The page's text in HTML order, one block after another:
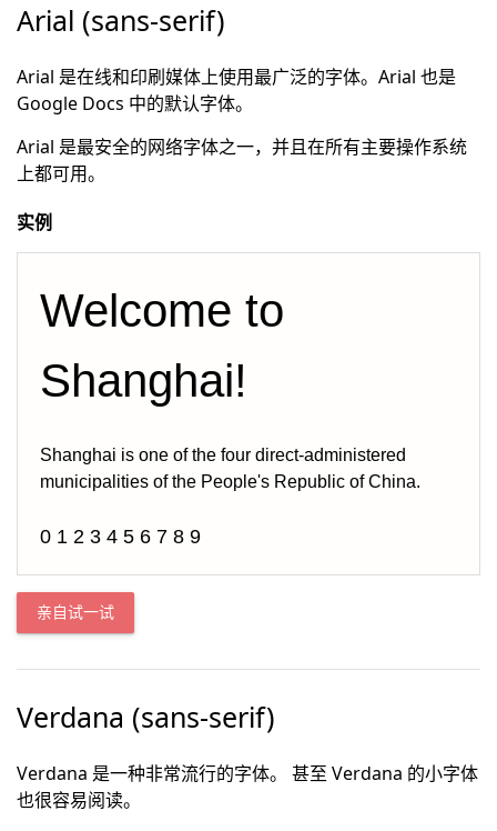
Arial (sans-serif)
Arial 是在线和印刷媒体上使用最广泛的字体。Arial 也是
Google Docs 中的默认字体。
Arial 是最安全的网络字体之一，并且在所有主要操作系统
上都可用。
实例
Welcome to
Shanghai!
Shanghai is one of the four direct-administered
municipalities of the People's Republic of China.
0 1 2 3 4 5 6 7 8 9
亲自试一试
Verdana (sans-serif)
Verdana 是一种非常流行的字体。 甚至 Verdana 的小字体
也很容易阅读。